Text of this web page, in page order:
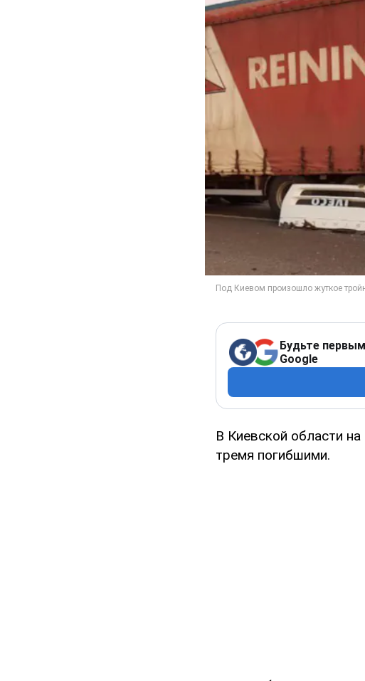
Будьте
Google
В Киевской области
тремя погибшими.